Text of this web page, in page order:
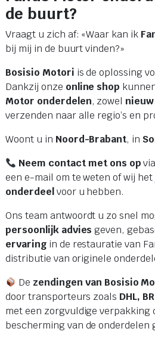
de buurt?
Vraagt u zich af: «Waar kan ik
bij mij in de buurt vinden?»
Bosisio Motori is de oplossing
Dankzij onze online shop
Motor onderdelen, zowel
verzenden naar alle regio’s en
Woont u in Noord-Brabant, in
Neem contact met ons op
een e-mail om te weten of wij
onderdeel voor u hebben.
Ons team antwoordt u zo snel
persoonlijk advies geven,
ervaringin de restauratie van
distributie van originele
De zendingen van Bosisio
door transporteurs zoals DHL,
met een zorgvuldige verpakking
bescherming van de onderdelen